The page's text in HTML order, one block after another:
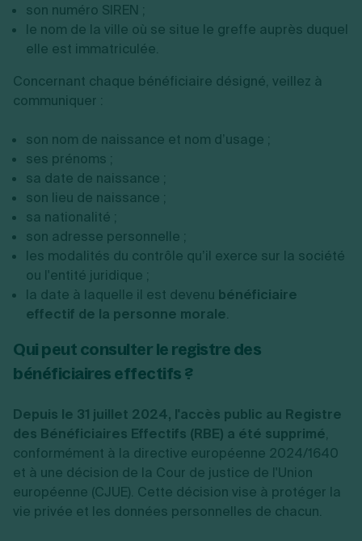
son numéro SIREN ;
le nom de la ville où se situe le greffe auprès duquel
elle est immatriculée.
Concernant chaque bénéficiaire désigné, veillez à
communiquer :
son nom de naissance et nom d’usage ;
ses prénoms ;
sa date de naissance ;
son lieu de naissance ;
sa nationalité ;
son adresse personnelle ;
les modalités du contrôle qu’il exerce sur la société
ou l'entité juridique ;
la date à laquelle il est devenu bénéficiaire
effectif de la personne morale.
Qui peut consulter le registre des
bénéficiaires effectifs ?
Depuis le 31 juillet 2024, l'accès public au Registre
des Bénéficiaires Effectifs (RBE) a été supprimé,
conformément à la directive européenne 2024/1640
et à une décision de la Cour de justice de l'Union
européenne (CJUE). Cette décision vise à protéger la
vie privée et les données personnelles de chacun.